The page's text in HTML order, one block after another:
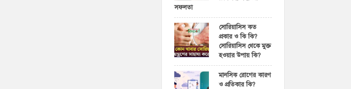
সফলতা
সোরিয়াসিস কত
প্রকার ও কি কি?
সোরিয়াসিস থেকে মুক্ত
হওয়ার উপায় কি?
মানসিক রোগের কারণ
ও প্রতিকার কি?